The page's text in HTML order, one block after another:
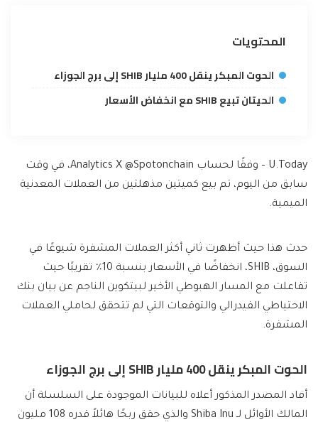
المحتويات
الحوت المبكر ينقل 400 مليار SHIB إلى برج الجوزاء
الحيتان تبيع SHIB مع انخفاض الأسعار
U.Today – وفقًا لحساب Analytics X @Spotonchain، في وقت
سابق من اليوم، تم بيع كميتين مذهلتين من العملات المعدنية
الميمية.
حدث هذا حيث أظهرت ثاني أكثر العملات المشفرة شيوعًا في
السوق، SHIB، انخفاضًا في الأسعار بنسبة 10٪ تقريبًا حيث
تفاعلت مع المسار الهبوطي الأخير لبيتكوين الناجم عن بيان بنك
الاحتياطي الفيدرالي والتوقعات التي لم تتحقق لحاملي العملات
المشفرة.
الحوت المبكر ينقل 400 مليار SHIB إلى برج الجوزاء
أفاد المصدر المذكور أعلاه للبيانات الموجودة على السلسلة أن
المالك الأوائل لـ Shiba Inu والذي حقق ربحًا هائلاً قدره 108 مليون